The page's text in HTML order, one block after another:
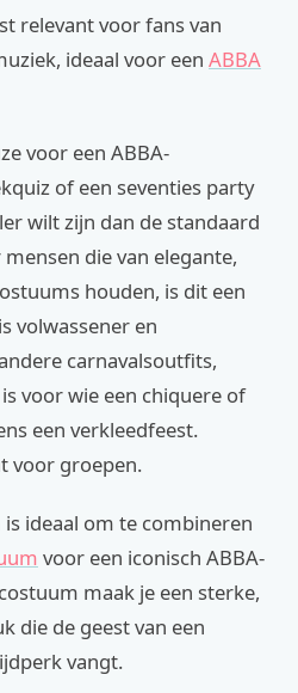
relevant voor fans van
ideaal voor een ABBA
voor een ABBA-
of een seventies party
wilt zijn dan de standaard
die van elegante,
houden, is dit een
volwassener en
carnavalsoutfits,
voor wie een chiquere of
een verkleedfeest.
voor groepen.
ideaal om te combineren
voor een iconisch ABBA-
maak je een sterke,
die de geest van een
vangt.